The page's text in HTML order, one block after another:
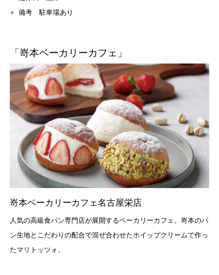
備考 駐車場あり
「嵜本ベーカリーカフェ」
嵜本ベーカリーカフェ名古屋栄店
人気の高級食パン専門店が展開するベーカリーカフェ。嵜本のパ
ン生地とこだわりの配合で混ぜ合わせたホイップクリームで作っ
たマリトッツォ。